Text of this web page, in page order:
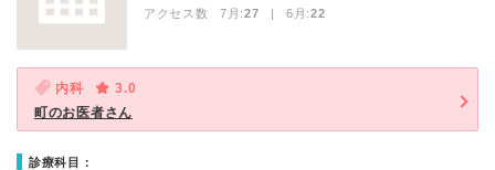
アクセス数 7月:27 | 6月:22
内科
3.0
町のお医者さん
診療科目：